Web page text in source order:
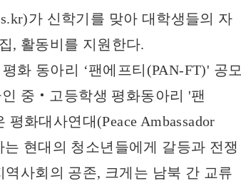
)가 신학기를 맞아 대학생들의 자
, 활동비를 지원한다.
화 동아리 ‘팬에프티(PAN-FT)' 공모
중‧고등학생 평화동아리 '팬
화대사연대(Peace Ambassador
현대의 청소년들에게 갈등과 전쟁
사회의 공존, 크게는 남북 간 교류